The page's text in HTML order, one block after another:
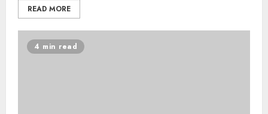
READ MORE
4 min read